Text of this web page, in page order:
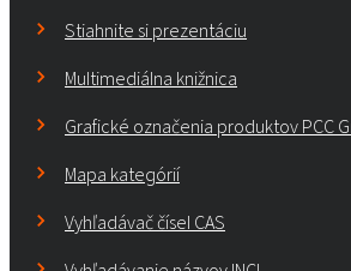
Stiahnite si prezentáciu
Multimediálna knižnica
Grafické označenia produktov PCC
Mapa kategórií
Vyhľadávač čísel CAS